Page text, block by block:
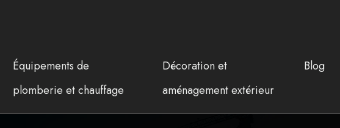
Équipements de
plomberie et chauffage
Décoration et
aménagement extérieur
Blog